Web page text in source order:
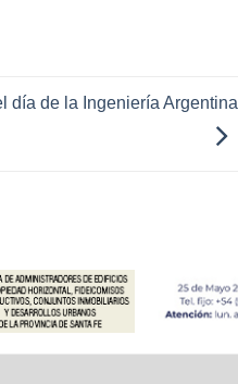
día de la Ingeniería Argentina